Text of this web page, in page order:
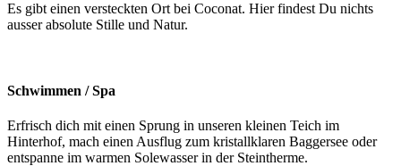
Es gibt einen versteckten Ort bei Coconat. Hier findest Du nichts
ausser absolute Stille und Natur.
Schwimmen / Spa
Erfrisch dich mit einen Sprung in unseren kleinen Teich im
Hinterhof, mach einen Ausflug zum kristallklaren Baggersee oder
entspanne im warmen Solewasser in der Steintherme.